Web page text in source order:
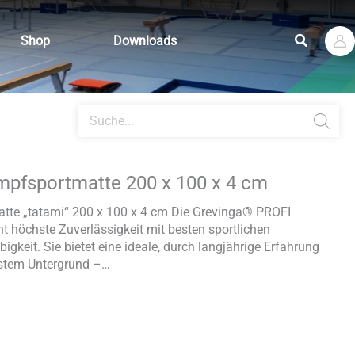
Shop Downloads Suchen
search
200 x 100 x 4 cm
„tatami“ 200 x 100 x 4 cm Die Grevinga® PROFI
höchste Zuverlässigkeit mit besten sportlichen
Sie bietet eine ideale, durch langjährige Erfahrung
Untergrund –…